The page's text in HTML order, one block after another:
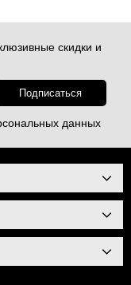
скидки и
данных